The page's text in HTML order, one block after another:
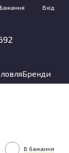
Бажання Вхід
Бренди
В бажання